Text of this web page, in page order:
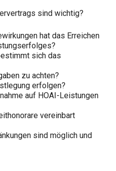
sind wichtig?
hat das Erreichen
sich das
zu achten?
erfolgen?
auf HOAI-Leistungen
vereinbart
sind möglich und